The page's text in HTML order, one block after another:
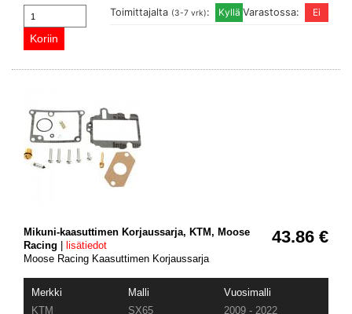
Varastossa:
Toimittajalta (3-7 vrk):
43.86 €
Mikuni-kaasuttimen Korjaussarja, KTM, Moose
Racing
lisätiedot
Moose Racing Kaasuttimen Korjaussarja
Merkki Malli
Vuosimalli
KTM
SX65
2009 - 2022